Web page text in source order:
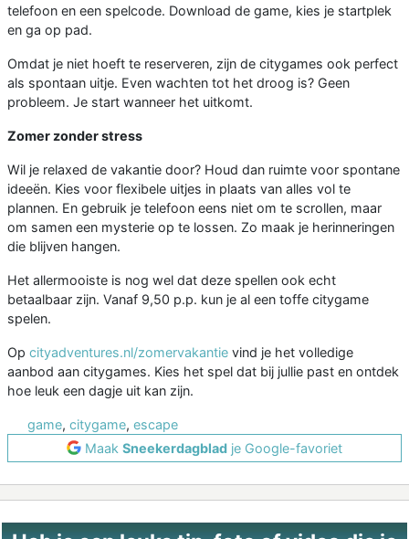
telefoon en een spelcode. Download de game, kies je startplek
en ga op pad.
Omdat je niet hoeft te reserveren, zijn de citygames ook perfect
als spontaan uitje. Even wachten tot het droog is? Geen
probleem. Je start wanneer het uitkomt.
Zomer zonder stress
Wil je relaxed de vakantie door? Houd dan ruimte voor spontane
ideeën. Kies voor flexibele uitjes in plaats van alles vol te
plannen. En gebruik je telefoon eens niet om te scrollen, maar
om samen een mysterie op te lossen. Zo maak je herinneringen
die blijven hangen.
Het allermooiste is nog wel dat deze spellen ook echt
betaalbaar zijn. Vanaf 9,50 p.p. kun je al een toffe citygame
spelen.
Op cityadventures.nl/zomervakantie vind je het volledige
aanbod aan citygames. Kies het spel dat bij jullie past en ontdek
hoe leuk een dagje uit kan zijn.
game, citygame, escape
Maak Sneekerdagblad je Google-favoriet